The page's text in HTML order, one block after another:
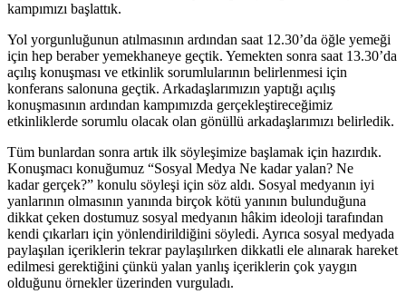
kampımızı başlattık.
Yol yorgunluğunun atılmasının ardından saat 12.30’da öğle yemeği
için hep beraber yemekhaneye geçtik. Yemekten sonra saat 13.30’da
açılış konuşması ve etkinlik sorumlularının belirlenmesi için
konferans salonuna geçtik. Arkadaşlarımızın yaptığı açılış
konuşmasının ardından kampımızda gerçekleştireceğimiz
etkinliklerde sorumlu olacak olan gönüllü arkadaşlarımızı belirledik.
Tüm bunlardan sonra artık ilk söyleşimize başlamak için hazırdık.
Konuşmacı konuğumuz “Sosyal Medya Ne kadar yalan? Ne
kadar gerçek?” konulu söyleşi için söz aldı. Sosyal medyanın iyi
yanlarının olmasının yanında birçok kötü yanının bulunduğuna
dikkat çeken dostumuz sosyal medyanın hâkim ideoloji tarafından
kendi çıkarları için yönlendirildiğini söyledi. Ayrıca sosyal medyada
paylaşılan içeriklerin tekrar paylaşılırken dikkatli ele alınarak hareket
edilmesi gerektiğini çünkü yalan yanlış içeriklerin çok yaygın
olduğunu örnekler üzerinden vurguladı.